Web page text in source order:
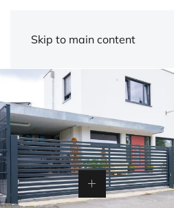
Skip to main content